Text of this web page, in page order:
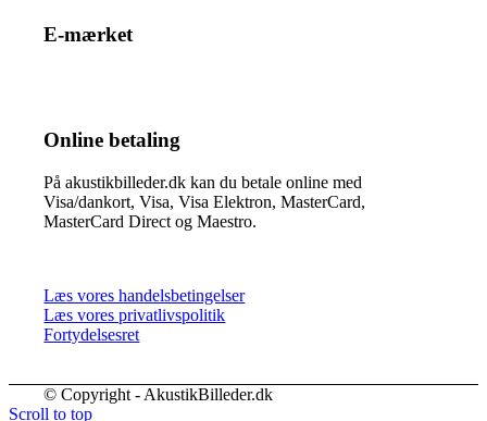
E-mærket
Online betaling
På akustikbilleder.dk kan du betale online med
Visa/dankort, Visa, Visa Elektron, MasterCard,
MasterCard Direct og Maestro.
Læs vores handelsbetingelser
Læs vores privatlivspolitik
Fortydelsesret
© Copyright - AkustikBilleder.dk
Scroll to top